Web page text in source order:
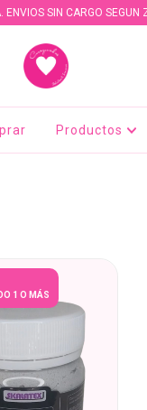
ENVIOS SIN CARGO SEGUN
Productos
1 O MÁS